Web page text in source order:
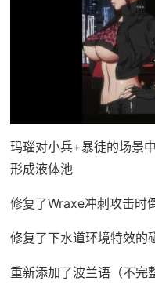
玛瑙对小兵+暴徒的场景
形成液体池
修复了Wraxe冲刺攻击时
修复了下水道环境特效的
重新添加了波兰语（不完